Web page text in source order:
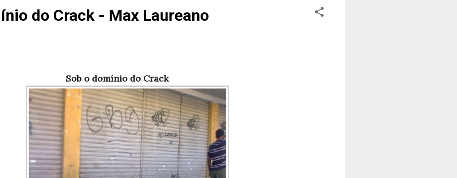
do Crack - Max Laureano
Sob o domínio do Crack